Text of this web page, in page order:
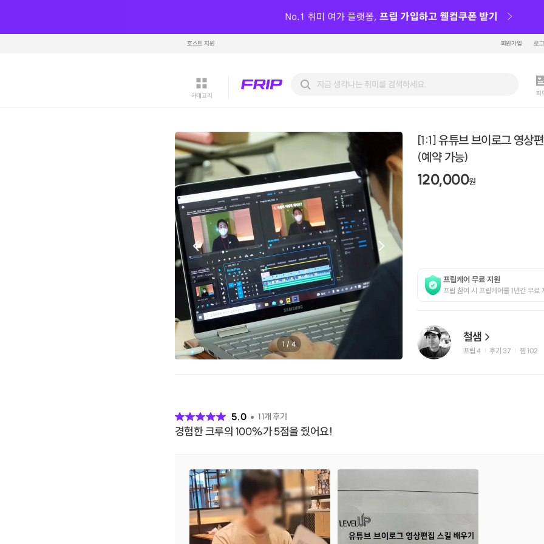
호스트 지원 회원가입 로
카테고리 피
1 / 4
[1:1] 유튜브 브이로그 영상
(예약 가능)
120,000원
프립케어 무료 지원
프립 참여 시 프립케어를 1년간 무료
철샘
프립 4 후기 37 찜102
5.0 11개 후기
경험한 크루의 100%가 5점을 줬어요!